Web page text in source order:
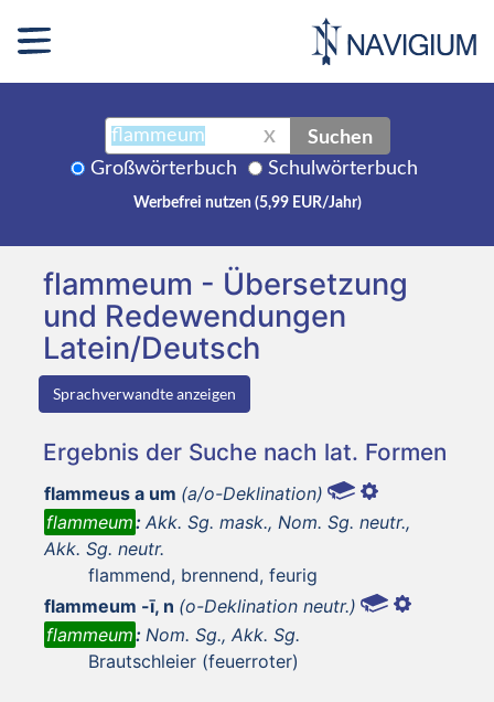
X Suchen
Großwörterbuch Schulwörterbuch
Werbefrei nutzen (5,99 EUR/Jahr)
flammeum - Übersetzung
und Redewendungen
Latein/Deutsch
Sprachverwandte anzeigen
Ergebnis der Suche nach lat. Formen
flammeus a um (a/o-Deklination)
flammeum: Akk. Sg. mask., Nom. Sg. neutr.,
Akk. Sg. neutr.
flammend, brennend, feurig
flammeum -ī, n (o-Deklination neutr.)
flammeum: Nom. Sg., Akk. Sg.
Brautschleier (feuerroter)